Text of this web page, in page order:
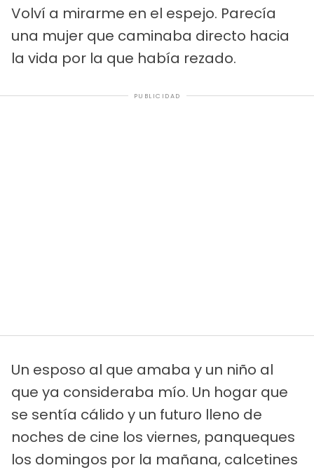
Volví a mirarme en el espejo. Parecía
una mujer que caminaba directo hacia
la vida por la que había rezado.
PUBLICIDAD
Un esposo al que amaba y un niño al
que ya consideraba mío. Un hogar que
se sentía cálido y un futuro lleno de
noches de cine los viernes, panqueques
los domingos por la mañana, calcetines